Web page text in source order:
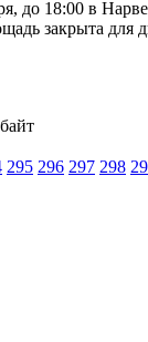
до 18:00 в
закрыта
295 296 297 298